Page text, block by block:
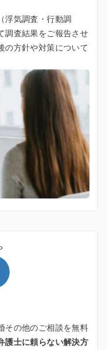
（浮気調査・行動調
調査結果をご報告させ
の方針や対策について
その他のご相談を無料
護士に頼らない解決方